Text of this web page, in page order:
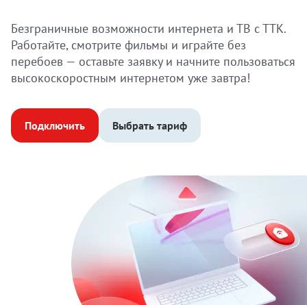
Безграничные возможности интернета и ТВ с ТТК.
Работайте, смотрите фильмы и играйте без
перебоев — оставьте заявку и начните пользоваться
высокоскоростным интернетом уже завтра!
Подключить Выбрать тариф